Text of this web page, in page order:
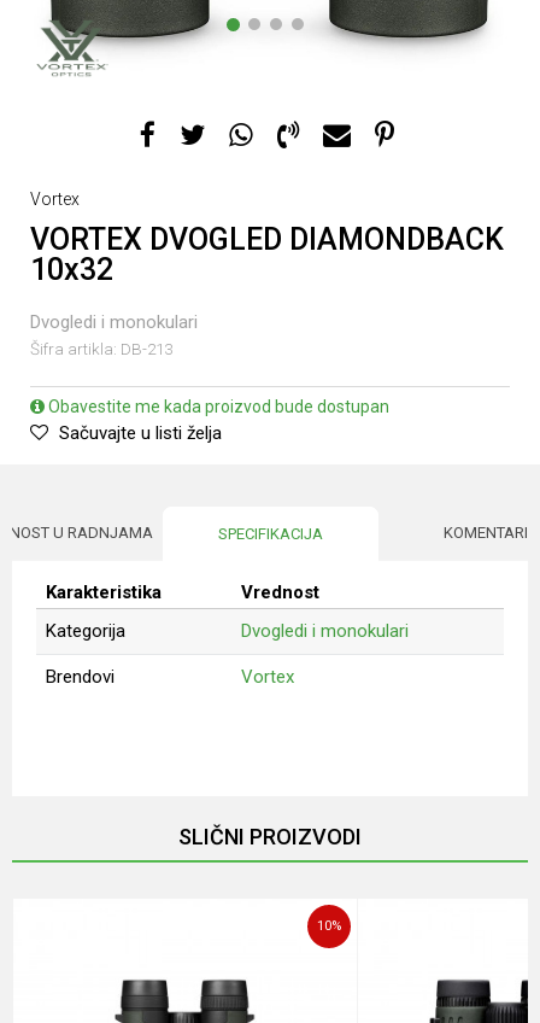
1 2 3 4
Vortex
VORTEX DVOGLED DIAMONDBACK
10x32
Dvogledi i monokulari
Šifra artikla: DB-213
Obavestite me kada proizvod bude dostupan
Sačuvajte u listi želja
U RADNJAMA SPECIFIKACIJA KOMENTARI
Karakteristika
Vrednost
Kategorija
Dvogledi i monokulari
Brendovi Vortex
SLIČNI PROIZVODI
10%